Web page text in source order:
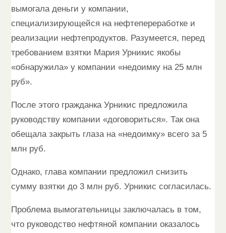
вымогала деньги у компании,
специализирующейся на нефтепереработке и
реализации нефтепродуктов. Разумеется, перед
требованием взятки Мария Урникис якобы
«обнаружила» у компании «недоимку на 25 млн
руб».
После этого гражданка Урникис предложила
руководству компании «договориться». Так она
обещала закрыть глаза на «недоимку» всего за 5
млн руб.
Однако, глава компании предложил снизить
сумму взятки до 3 млн руб. Урникис согласилась.
Проблема вымогательницы заключалась в том,
что руководство нефтяной компании оказалось